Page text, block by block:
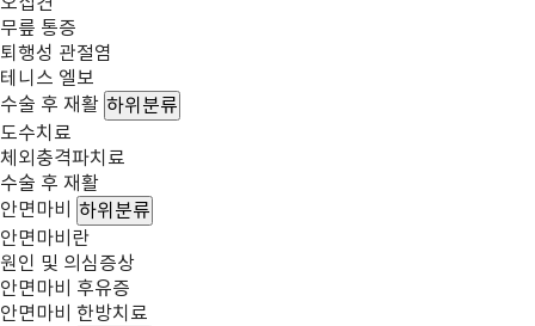
무릎 통증
퇴행성 관절염
테니스 엘보
수술 후 재활 하위분류
도수치료
체외충격파치료
수술 후 재활
안면마비 하위분류
안면마비란
원인 및 의심증상
안면마비 후유증
안면마비 한방치료